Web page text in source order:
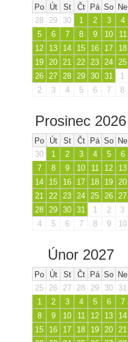
Po Út St Čt Pá So Ne
28
29 30 1 2 3
4
5
6 7 8 9 10
11
12
13 14 15 16 17
18
19
20 21 22 23 24
25
26
27 28 29 30 31
1
2
3 4 5 6 7 8
Prosinec 2026
Po Út St Čt Pá So Ne
30
1 2 3 4 5
6
7
8 9 10 11 12
13
14
15 16 17 18 19 20
21 22 23 24 25 26 27
28 29 30 31 1 2
3
4
5 6 7 8 9 10
Únor 2027
Po Út St Čt Pá So Ne
25
26 27 28 29 30
31
1
2 3 4 5 6
7
8
9 10 11 12 13
14
15
16 17 18 19 20 21